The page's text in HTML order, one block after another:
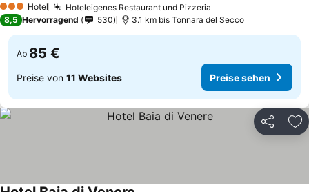
3 SterneHotel Hoteleigenes Restaurant und Pizzeria
8,5 Hervorragend 530 3.1 km bis Tonnara del Secco
Ab 85 €
Preise von 11 Websites Preise sehen
Teilen